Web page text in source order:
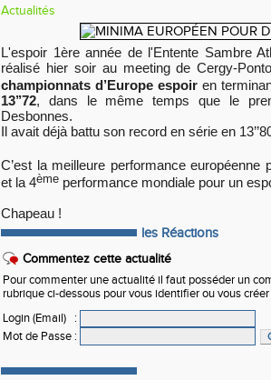
Actualités
L'espoir 1ère année de l'Entente Sambre
réalisé hier soir au meeting de Cergy-
championnats d’Europe espoir en
13’’72, dans le même temps que le
Desbonnes.
Il avait déjà battu son record en série en
C’est la meilleure performance européenne
et la 4ème performance mondiale pour un
Chapeau !
les Réactions
Commentez cette actualité
Pour commenter une actualité il faut posséder un
rubrique ci-dessous pour vous identifier ou vous
Login (Email)
:
Mot de Passe :